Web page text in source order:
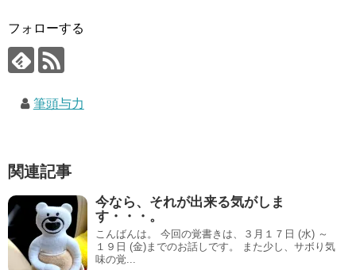
フォローする
筆頭与力
関連記事
今なら、それが出来る気がしま
す・・・。
こんばんは。 今回の覚書きは、３月１７日 (水) ～
１９日 (金)までのお話しです。 また少し、サボり気
味の覚...